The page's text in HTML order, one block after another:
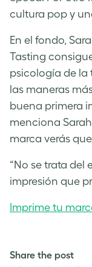
cultura pop y
En el fondo,
Tasting
psicología de la
las maneras
buena primera
menciona
marca verás
“No se trata del
impresión que
Imprime tu
Share the post